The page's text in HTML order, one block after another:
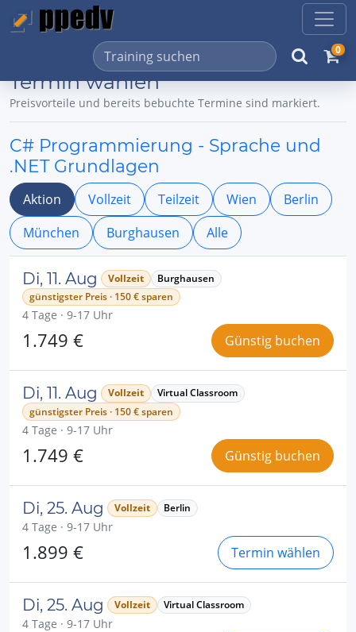
0
Termin wählen
Preisvorteile und bereits bebuchte Termine sind markiert.
C# Programmierung - Sprache und
.NET Grundlagen
Aktion Vollzeit Teilzeit Wien
Berlin
München
Burghausen Alle
Di, 11. Aug Vollzeit
Burghausen
günstigster Preis · 150 € sparen
4 Tage · 9-17 Uhr
1.749 € Günstig buchen
Di, 11. Aug Vollzeit
Virtual Classroom
günstigster Preis · 150 € sparen
4 Tage · 9-17 Uhr
1.749 € Günstig buchen
Di, 25. Aug Vollzeit Berlin
4 Tage · 9-17 Uhr
1.899 € Termin wählen
Di, 25. Aug Vollzeit Virtual Classroom
4 Tage · 9-17 Uhr